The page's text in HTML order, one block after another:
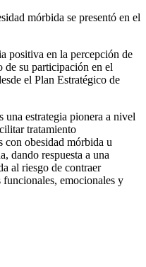
positiva en la percepción de
de su participación en el
el Plan Estratégico de
una estrategia pionera a nivel
tratamiento
con obesidad mórbida u
dando respuesta a una
al riesgo de contraer
emocionales y